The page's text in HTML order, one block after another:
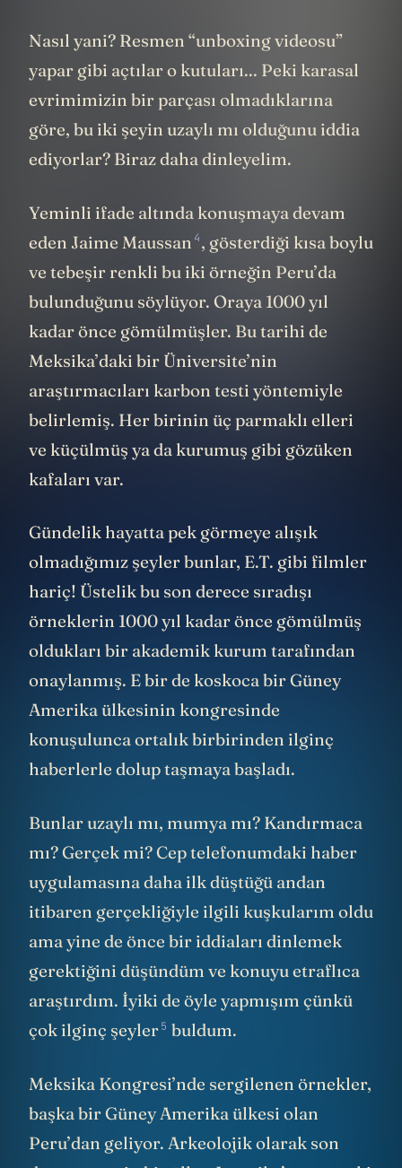
Nasıl yani? Resmen “unboxing videosu”
yapar gibi açtılar o kutuları... Peki karasal
evrimimizin bir parçası olmadıklarına
göre, bu iki şeyin uzaylı mı olduğunu iddia
ediyorlar? Biraz daha dinleyelim.
Yeminli ifade altında konuşmaya devam
eden Jaime Maussan 4, gösterdiği kısa boylu
ve tebeşir renkli bu iki örneğin Peru’da
bulunduğunu söylüyor. Oraya 1000 yıl
kadar önce gömülmüşler. Bu tarihi de
Meksika’daki bir Üniversite’nin
araştırmacıları karbon testi yöntemiyle
belirlemiş. Her birinin üç parmaklı elleri
ve küçülmüş ya da kurumuş gibi gözüken
kafaları var.
Gündelik hayatta pek görmeye alışık
olmadığımız şeyler bunlar, E.T. gibi filmler
hariç! Üstelik bu son derece sıradışı
örneklerin 1000 yıl kadar önce gömülmüş
oldukları bir akademik kurum tarafından
onaylanmış. E bir de koskoca bir Güney
Amerika ülkesinin kongresinde
konuşulunca ortalık birbirinden ilginç
haberlerle dolup taşmaya başladı.
Bunlar uzaylı mı, mumya mı? Kandırmaca
mı? Gerçek mi? Cep telefonumdaki haber
uygulamasına daha ilk düştüğü andan
itibaren gerçekliğiyle ilgili kuşkularım oldu
ama yine de önce bir iddiaları dinlemek
gerektiğini düşündüm ve konuyu etraflıca
araştırdım. İyiki de öyle yapmışım çünkü
çok ilginç şeyler5 buldum.
Meksika Kongresi’nde sergilenen örnekler,
başka bir Güney Amerika ülkesi olan
Peru’dan geliyor. Arkeolojik olarak son